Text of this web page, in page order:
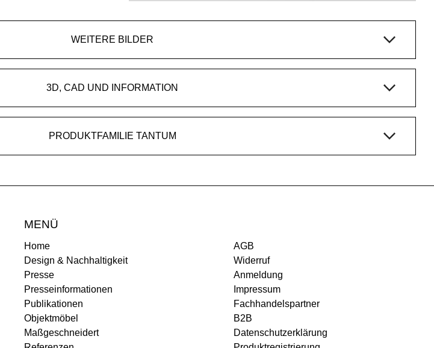
WEITERE BILDER
3D, CAD UND INFORMATION
PRODUKTFAMILIE TANTUM
MENÜ
Home
Design & Nachhaltigkeit
Presse
Presseinformationen
Publikationen
Objektmöbel
Maßgeschneidert
AGB
Widerruf
Anmeldung
Impressum
Fachhandelspartner
B2B
Datenschutzerklärung